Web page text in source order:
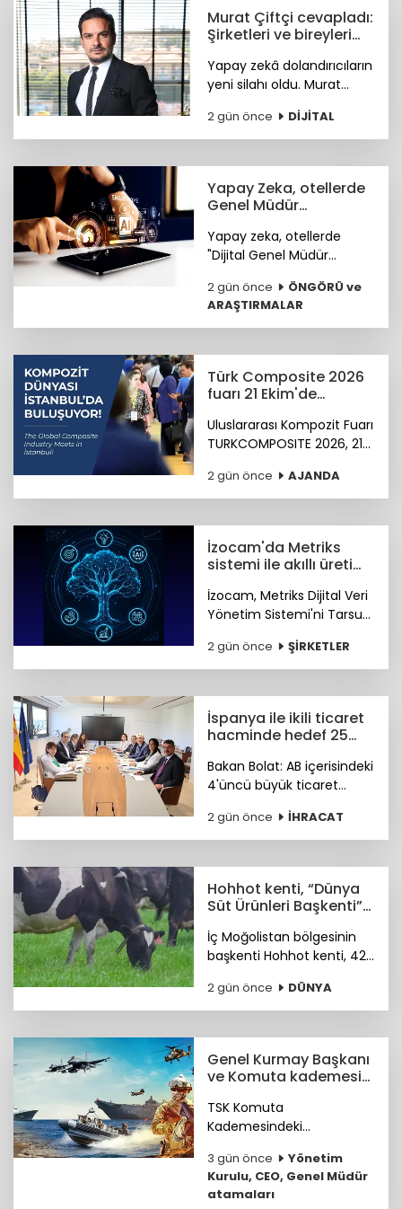
Murat Çiftçi cevapladı:
Şirketleri ve bireyleri
neler?
Yapay zekâ dolandırıcıların
yeni silahı oldu. Murat
bekleyen siber riskler
neler? sorusunu cevapladı.
2 gün önce DİJİTAL
Yapay Zeka, otellerde
Genel Müdür
hazırlanıyor
Yapay zeka, otellerde
"Dijital Genel Müdür
hazırlanıyor.
2 gün önce
ÖNGÖRÜ ve
ARAŞTIRMALAR
Türk Composite 2026
fuarı 21 Ekim'de
Uluslararası Kompozit Fuarı
TURKCOMPOSITE 2026, 21-
İstanbul Fuar Merkezi’nde
düzenlenecek.
2 gün önce AJANDA
İzocam'da Metriks
sistemi ile akıllı üretim
İzocam, Metriks Dijital Veri
Yönetim Sistemi'ni Tarsus
akıllı üretim dönemini
başlattı. Böylelikle üretim
tek merkezde toplanacak.
2 gün önce ŞİRKETLER
İspanya ile ikili ticaret
hacminde hedef 25
Bakan Bolat: AB içerisindeki
4'üncü büyük ticaret
ikili ticaret hacmimizi orta
vadede yıllık 25 milyar
hedefliyoruz.
2 gün önce İHRACAT
Hohhot kenti, “Dünya
Süt Ürünleri Başkenti”
İç Moğolistan bölgesinin
başkenti Hohhot kenti, 42
büyüklüğündeki süt
ürünleri sektörüyle “Dünya
ünvanını kazandı.
2 gün önce DÜNYA
Genel Kurmay Başkanı
ve Komuta kademesi
TSK Komuta
Kademesindeki
haberimizde...
3 gün önce
Yönetim
Kurulu, CEO, Genel Müdür
atamaları